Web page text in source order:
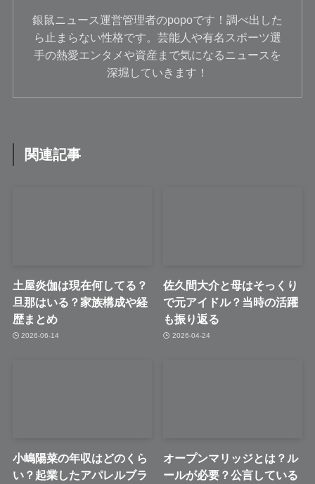
銀鼠ニュース運営管理者のpopoです！調べ出した
ら止まらない性格です。芸能人や有名スポーツ選
手の熱愛エンタメや資産まで気になるニュースを
深堀していきます！
関連記事
土屋炎伽は現在何してる？
旦那はいる？家族構成や経
歴まとめ
2026-06-14
佐久間大介と母はそっくり
で元アイドル？当時の活躍
も振り返る
2026-04-24
小嶋陽菜の年収はどのくら
い？起業したアパレルブラ
オープンマリッジとは？ル
ールが必要？公言している